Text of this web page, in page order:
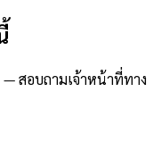
สอบถามเจ้าหน้าที่ทาง